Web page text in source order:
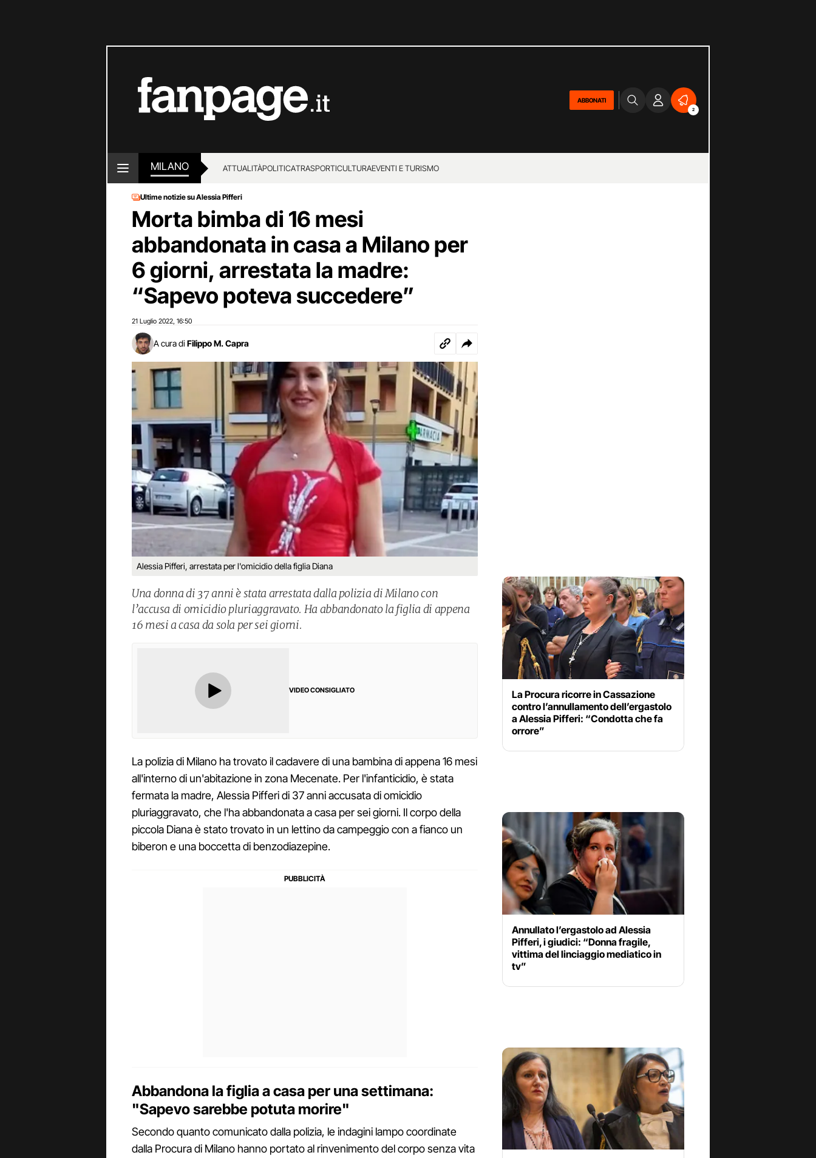
ABBONATI
2
MILANO ATTUALITÀPOLITICATRASPORTICULTURAEVENTI E TURISMO
Ultime notizie su Alessia Pifferi
Morta bimba di 16 mesi
abbandonata in casa a Milano per
6 giorni, arrestata la madre:
“Sapevo poteva succedere”
21 Luglio 2022 16:50
A cura di Filippo M. Capra
Alessia Pifferi, arrestata per l'omicidio della figlia Diana
Una donna di 37 anni è stata arrestata dalla polizia di Milano con
l’accusa di omicidio pluriaggravato. Ha abbandonato la figlia di appena
16 mesi a casa da sola per sei giorni.
VIDEO CONSIGLIATO
La polizia di Milano ha trovato il cadavere di una bambina di appena 16 mesi
all'interno di un'abitazione in zona Mecenate. Per l'infanticidio, è stata
fermata la madre, Alessia Pifferi di 37 anni accusata di omicidio
pluriaggravato, che l'ha abbandonata a casa per sei giorni. Il corpo della
piccola Diana è stato trovato in un lettino da campeggio con a fianco un
biberon e una boccetta di benzodiazepine.
Abbandona la figlia a casa per una settimana:
"Sapevo sarebbe potuta morire"
Secondo quanto comunicato dalla polizia, le indagini lampo coordinate
dalla Procura di Milano hanno portato al rinvenimento del corpo senza vita
La Procura ricorre in Cassazione
contro l’annullamento dell’ergastolo
a Alessia Pifferi: “Condotta che fa
orrore”
Annullato l’ergastolo ad Alessia
Pifferi, i giudici: “Donna fragile,
vittima del linciaggio mediatico in
tv”